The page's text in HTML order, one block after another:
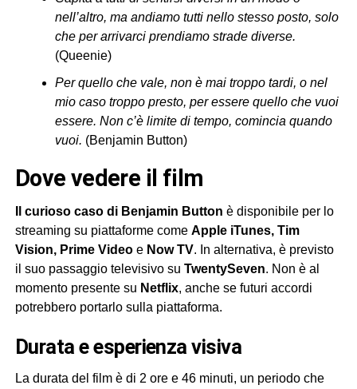
nell’altro, ma andiamo tutti nello stesso posto, solo
che per arrivarci prendiamo strade diverse.
(Queenie)
Per quello che vale, non è mai troppo tardi, o nel
mio caso troppo presto, per essere quello che vuoi
essere. Non c’è limite di tempo, comincia quando
vuoi. (Benjamin Button)
dove vedere il film
Il curioso caso di Benjamin Button è disponibile per lo
streaming su piattaforme come Apple iTunes, Tim
Vision, Prime Videoe Now TV. In alternativa, è previsto
il suo passaggio televisivo su TwentySeven. Non è al
momento presente su Netflix, anche se futuri accordi
potrebbero portarlo sulla piattaforma.
durata e esperienza visiva
La durata del film è di 2 ore e 46 minuti, un periodo che